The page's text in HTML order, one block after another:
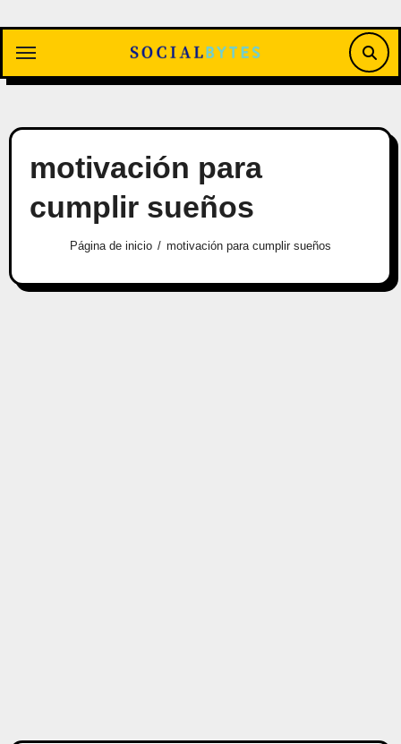
contenido
motivación para
cumplir sueños
Página de inicio motivación para cumplir sueños